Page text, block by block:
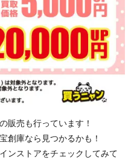
販売も行っています！
創庫なら見つかるかも！
ンストアをチェックしてみて